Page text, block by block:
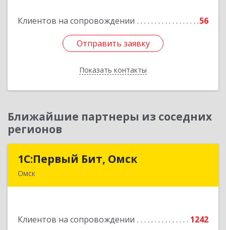
Клиентов на сопровождении 56
Отправить заявку
Показать контакты
Подробнее
Отправить заявку
Назад
Ближайшие партнеры из соседних
регионов
1С:Первый Бит, Омск
Омск
Клиентов на сопровождении
1242
1С:Первый Бит, Омск
Подробнее